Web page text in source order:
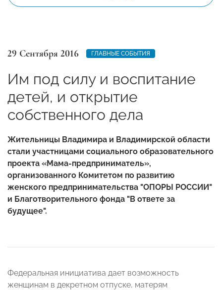
29 Сентября 2016 ГЛАВНЫЕ СОБЫТИЯ
Им под силу и воспитание
детей, и открытие
собственного дела
Жительницы Владимира и Владимирской области
стали участницами социального образовательного
проекта «Мама-предприниматель»,
организованного Комитетом по развитию
женского предпринимательства "ОПОРЫ РОССИИ"
и Благотворительного фонда "В ответе за
будущее".
Федеральная инициатива дает возможность
женщинам в декретном отпуске, матерям